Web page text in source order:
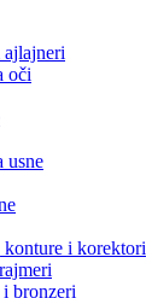
ajlajneri
oči
usne
i korektori
bronzeri